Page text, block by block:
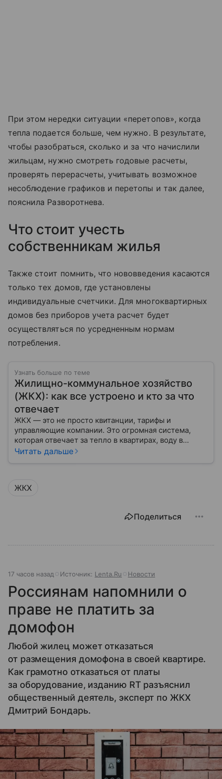
При этом нередки ситуации «перетопов», когда
тепла подается больше, чем нужно. В результате,
чтобы разобраться, сколько и за что начислили
жильцам, нужно смотреть годовые расчеты,
проверять перерасчеты, учитывать возможное
несоблюдение графиков и перетопы и так далее,
пояснила Разворотнева.
Что стоит учесть
собственникам жилья
Также стоит помнить, что нововведения касаются
только тех домов, где установлены
индивидуальные счетчики. Для многоквартирных
домов без приборов учета расчет будет
осуществляться по усредненным нормам
потребления.
Узнать больше по теме
Жилищно-коммунальное хозяйство
(ЖКХ): как все устроено и кто за что
отвечает
ЖКХ — это не просто квитанции, тарифы и
управляющие компании. Это огромная система,
которая отвечает за тепло в квартирах, воду в
кране, освещение улиц и чистоту во дворах.
Читать дальше
ЖКХ
Поделиться
17 часов назад Источник: Lenta.Ru Новости
Россиянам напомнили о
праве не платить за
домофон
Любой жилец может отказаться
от размещения домофона в своей квартире.
Как грамотно отказаться от платы
за оборудование, изданию RT разъяснил
общественный деятель, эксперт по ЖКХ
Дмитрий Бондарь.